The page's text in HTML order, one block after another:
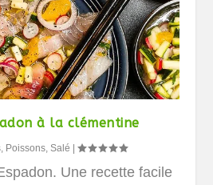
à la clémentine
, Poissons,Salé |
Une recette facile